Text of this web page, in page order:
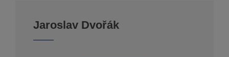
Jaroslav Dvořák